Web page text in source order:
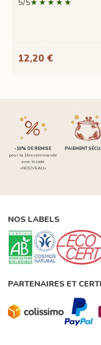
5/5
12,20 €
-10% DE REMISE
pour la 1ère commande
avec le code
«NOUVEAU»
PAIEMENT
NOS LABELS
PARTENAIRES ET